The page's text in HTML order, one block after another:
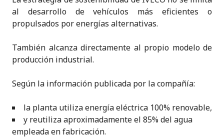
al desarrollo de vehículos más eficientes o
propulsados por energías alternativas.
También alcanza directamente al propio modelo de
producción industrial.
Según la información publicada por la compañía:
la planta utiliza energía eléctrica 100% renovable,
y reutiliza aproximadamente el 85% del agua
empleada en fabricación.